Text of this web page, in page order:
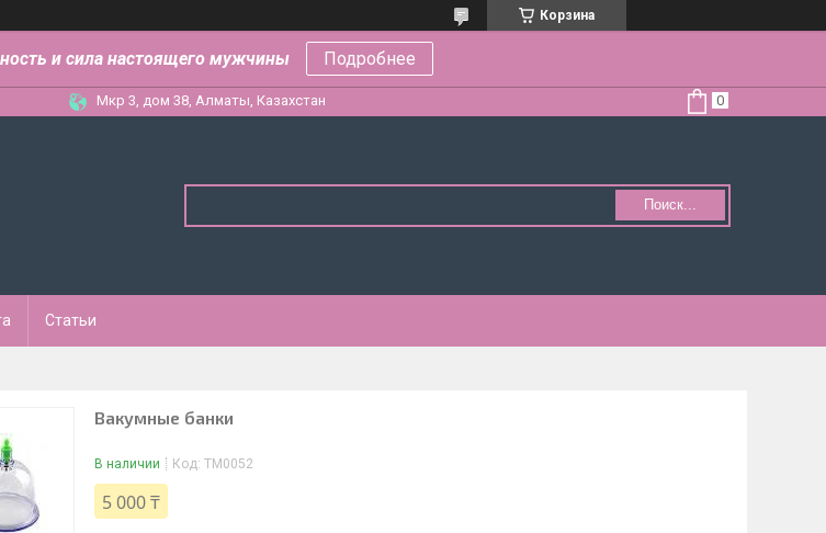
Корзина
и сила настоящего мужчины Подробнее
Мкр 3, дом 38, Алматы, Казахстан
Поиск...
Статьи
Вакумные банки
В наличии Код: ТМ0052
5 000 ₸